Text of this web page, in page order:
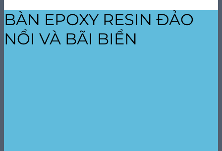
BÀN EPOXY RESIN ĐẢO
NỔI VÀ BÃI BIỂN